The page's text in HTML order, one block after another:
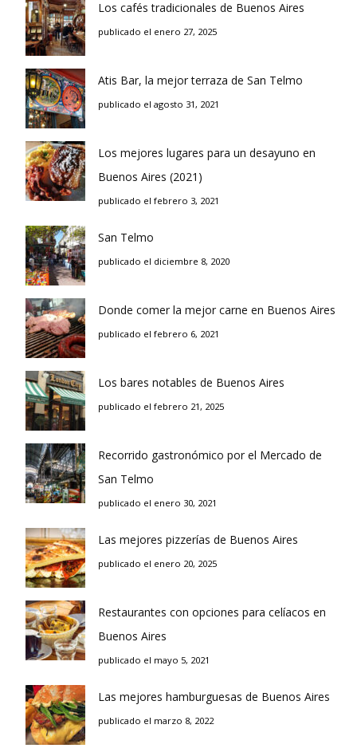
Los cafés tradicionales de Buenos Aires
publicado el enero 27, 2025
Atis Bar, la mejor terraza de San Telmo
publicado el agosto 31, 2021
Los mejores lugares para un desayuno en
Buenos Aires (2021)
publicado el febrero 3, 2021
San Telmo
publicado el diciembre 8, 2020
Donde comer la mejor carne en Buenos Aires
publicado el febrero 6, 2021
Los bares notables de Buenos Aires
publicado el febrero 21, 2025
Recorrido gastronómico por el Mercado de
San Telmo
publicado el enero 30, 2021
Las mejores pizzerías de Buenos Aires
publicado el enero 20, 2025
Restaurantes con opciones para celíacos en
Buenos Aires
publicado el mayo 5, 2021
Las mejores hamburguesas de Buenos Aires
publicado el marzo 8, 2022